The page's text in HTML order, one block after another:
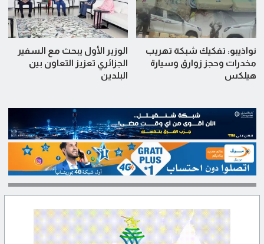
نواذيبو: تفكيك شبكة تهريب
مخدرات وحجز زوارق وسيارة
هيلكس
الوزير الأول يبحث مع السفير
الجزائري تعزيز التعاون بين
البلدين